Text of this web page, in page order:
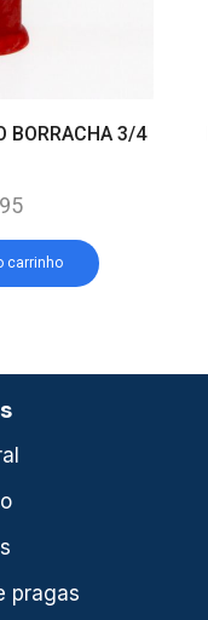
BORRACHA 3/4
carrinho
pragas